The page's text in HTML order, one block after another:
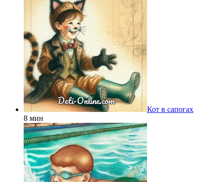
Кот в сапогах
8 мин